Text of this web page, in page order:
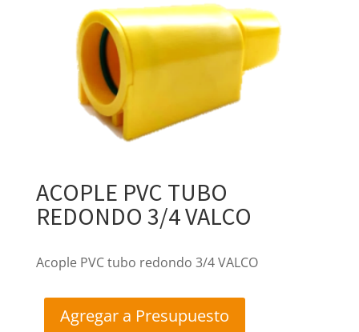
ACOPLE PVC TUBO
REDONDO 3/4 VALCO
Acople PVC tubo redondo 3/4 VALCO
Agregar a Presupuesto